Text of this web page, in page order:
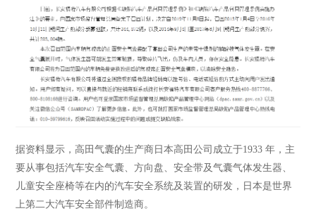
据资料显示，高田气囊的生产商日本高田公司成立于1933 年，主
要从事包括汽车安全气囊、方向盘、安全带及气囊气体发生器、
儿童安全座椅等在内的汽车安全系统及装置的研发，日本是世界
上第二大汽车安全部件制造商。